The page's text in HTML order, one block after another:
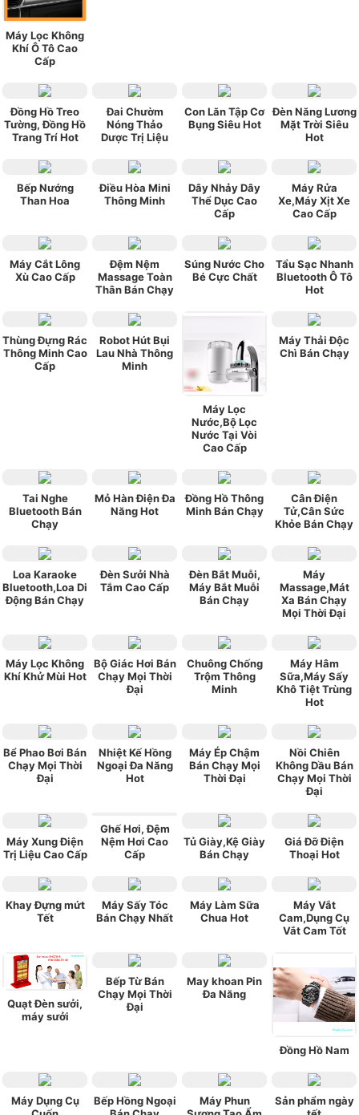
Máy Lọc Không
Khí Ô Tô Cao
Cấp
Đồng Hồ Treo
Tường, Đồng Hồ
Trang Trí Hot
Đai Chườm
Nóng Thảo
Dược Trị Liệu
Con Lăn Tập Cơ
Bụng Siêu Hot
Đèn Năng Lương
Mặt Trời Siêu
Hot
Bếp Nướng
Than Hoa
Điều Hòa Mini
Thông Minh
Dây Nhảy Dây
Thể Dục Cao
Cấp
Máy Rửa
Xe,Máy Xịt Xe
Cao Cấp
Máy Cắt Lông
Xù Cao Cấp
Đệm Nệm
Massage Toàn
Thân Bán Chạy
Súng Nước Cho
Bé Cực Chất
Tẩu Sạc Nhanh
Bluetooth Ô Tô
Hot
Thùng Đựng Rác
Thông Minh Cao
Cấp
Robot Hút Bụi
Lau Nhà Thông
Minh
Máy Lọc
Nước,Bộ Lọc
Nước Tại Vòi
Cao Cấp
Máy Thải Độc
Chì Bán Chạy
Tai Nghe
Bluetooth Bán
Chạy
Mỏ Hàn Điện Đa
Năng Hot
Đồng Hồ Thông
Minh Bán Chạy
Cân Điện
Tử,Cân Sức
Khỏe Bán Chạy
Loa Karaoke
Bluetooth,Loa Di
Động Bán Chạy
Đèn Sưởi Nhà
Tắm Cao Cấp
Đèn Bắt Muỗi,
Máy Bắt Muỗi
Bán Chạy
Máy
Massage,Mát
Xa Bán Chạy
Mọi Thời Đại
Máy Lọc Không
Khí Khử Mùi Hot
Bộ Giác Hơi Bán
Chạy Mọi Thời
Đại
Chuông Chống
Trộm Thông
Minh
Máy Hâm
Sữa,Máy Sấy
Khô Tiệt Trùng
Hot
Bể Phao Bơi Bán
Chạy Mọi Thời
Đại
Nhiệt Kế Hồng
Ngoại Đa Năng
Hot
Máy Ép Chậm
Bán Chạy Mọi
Thời Đại
Nồi Chiên
Không Dầu Bán
Chạy Mọi Thời
Đại
Máy Xung Điện
Trị Liệu Cao Cấp
Ghế Hơi, Đệm
Nệm Hơi Cao
Cấp
Tủ Giày,Kệ Giày
Bán Chạy
Giá Đỡ Điện
Thoại Hot
Khay Đựng mứt
Tết
Máy Sấy Tóc
Bán Chạy Nhất
Máy Làm Sữa
Chua Hot
Máy Vắt
Cam,Dụng Cụ
Vắt Cam Tốt
Quạt Đèn sưởi,
máy sưởi
Bếp Từ Bán
Chạy Mọi Thời
Đại
May khoan Pin
Đa Năng
Đồng Hồ Nam
Máy Dụng Cụ
Bếp Hồng Ngoại
Máy Phun
Sản phẩm ngày